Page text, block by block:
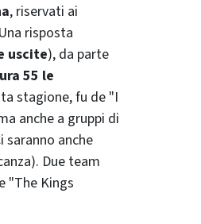
, riservati ai
risposta
uscite), da parte
55 le
stagione, fu de "I
anche a gruppi di
saranno anche
Due team
"The Kings